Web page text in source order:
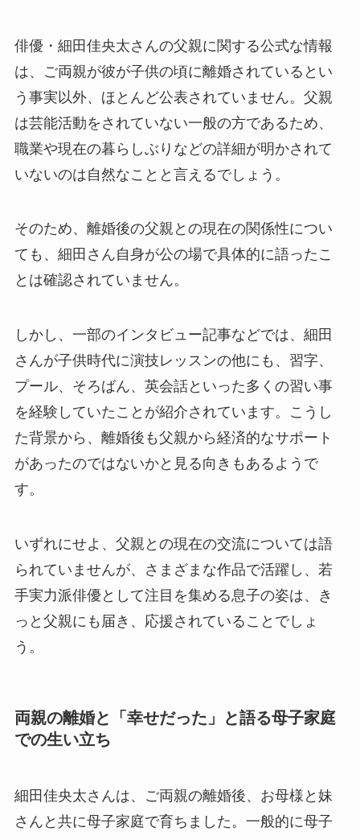
俳優・細田佳央太さんの父親に関する公式な情報
は、ご両親が彼が子供の頃に離婚されているとい
う事実以外、ほとんど公表されていません。父親
は芸能活動をされていない一般の方であるため、
職業や現在の暮らしぶりなどの詳細が明かされて
いないのは自然なことと言えるでしょう。
そのため、離婚後の父親との現在の関係性につい
ても、細田さん自身が公の場で具体的に語ったこ
とは確認されていません。
しかし、一部のインタビュー記事などでは、細田
さんが子供時代に演技レッスンの他にも、習字、
プール、そろばん、英会話といった多くの習い事
を経験していたことが紹介されています。こうし
た背景から、離婚後も父親から経済的なサポート
があったのではないかと見る向きもあるようで
す。
いずれにせよ、父親との現在の交流については語
られていませんが、さまざまな作品で活躍し、若
手実力派俳優として注目を集める息子の姿は、き
っと父親にも届き、応援されていることでしょ
う。
両親の離婚と「幸せだった」と語る母子家庭
での生い立ち
細田佳央太さんは、ご両親の離婚後、お母様と妹
さんと共に母子家庭で育ちました。一般的に母子